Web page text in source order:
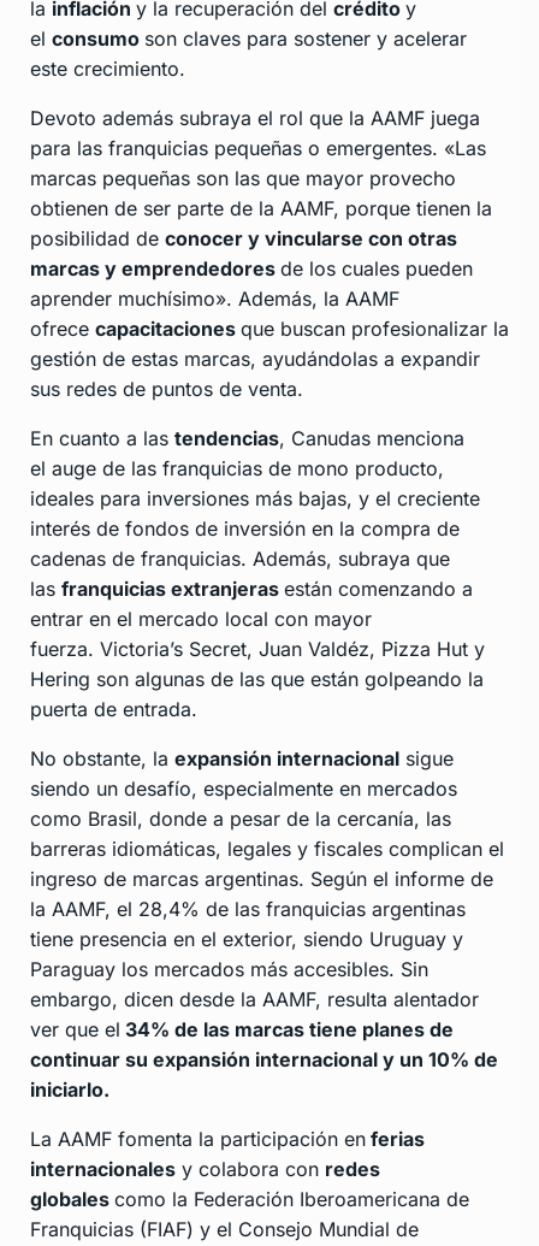
la inflación y la recuperación del crédito y
el consumo son claves para sostener y acelerar
este crecimiento.
Devoto además subraya el rol que la AAMF juega
para las franquicias pequeñas o emergentes. «Las
marcas pequeñas son las que mayor provecho
obtienen de ser parte de la AAMF, porque tienen la
posibilidad de conocer y vincularse con otras
marcas y emprendedores de los cuales pueden
aprender muchísimo». Además, la AAMF
ofrece capacitaciones que buscan profesionalizar la
gestión de estas marcas, ayudándolas a expandir
sus redes de puntos de venta.
En cuanto a las tendencias, Canudas menciona
el auge de las franquicias de mono producto,
ideales para inversiones más bajas, y el creciente
interés de fondos de inversión en la compra de
cadenas de franquicias. Además, subraya que
las franquicias extranjeras están comenzando a
entrar en el mercado local con mayor
fuerza. Victoria’s Secret, Juan Valdéz, Pizza Hut y
Hering son algunas de las que están golpeando la
puerta de entrada.
No obstante, la expansión internacional sigue
siendo un desafío, especialmente en mercados
como Brasil, donde a pesar de la cercanía, las
barreras idiomáticas, legales y fiscales complican el
ingreso de marcas argentinas. Según el informe de
la AAMF, el 28,4% de las franquicias argentinas
tiene presencia en el exterior, siendo Uruguay y
Paraguay los mercados más accesibles. Sin
embargo, dicen desde la AAMF, resulta alentador
ver que el 34% de las marcas tiene planes de
continuar su expansión internacional y un 10% de
iniciarlo.
La AAMF fomenta la participación en ferias
internacionales y colabora con redes
globales como la Federación Iberoamericana de
Franquicias (FIAF) y el Consejo Mundial de